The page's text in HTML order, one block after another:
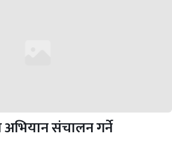
संचालन गर्ने